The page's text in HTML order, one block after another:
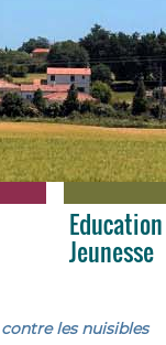
Jeunesse
les nuisibles